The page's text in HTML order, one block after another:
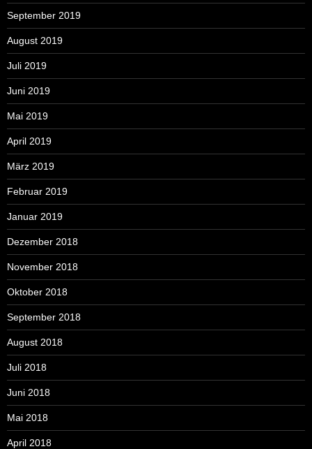
September 2019
August 2019
Juli 2019
Juni 2019
Mai 2019
April 2019
März 2019
Februar 2019
Januar 2019
Dezember 2018
November 2018
Oktober 2018
September 2018
August 2018
Juli 2018
Juni 2018
Mai 2018
April 2018